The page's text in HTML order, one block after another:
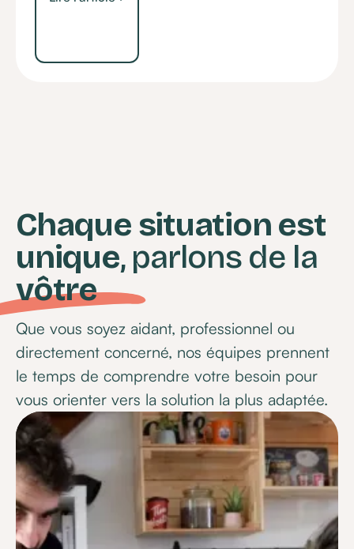
Chaque situation est
unique, parlons de la
vôtre
Que vous soyez aidant, professionnel ou
directement concerné, nos équipes prennent
le temps de comprendre votre besoin pour
vous orienter vers la solution la plus adaptée.